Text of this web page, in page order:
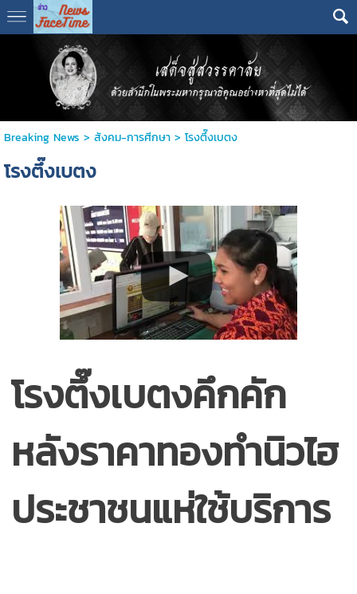
Breaking News > สังคม-การศีกษา> โรงตึ๊งเบตง
โรงตึ๊งเบตง
โรงตึ๊งเบตงคึกคัก
หลังราคาทองทำนิวไฮ
ประชาชนแห่ใช้บริการ